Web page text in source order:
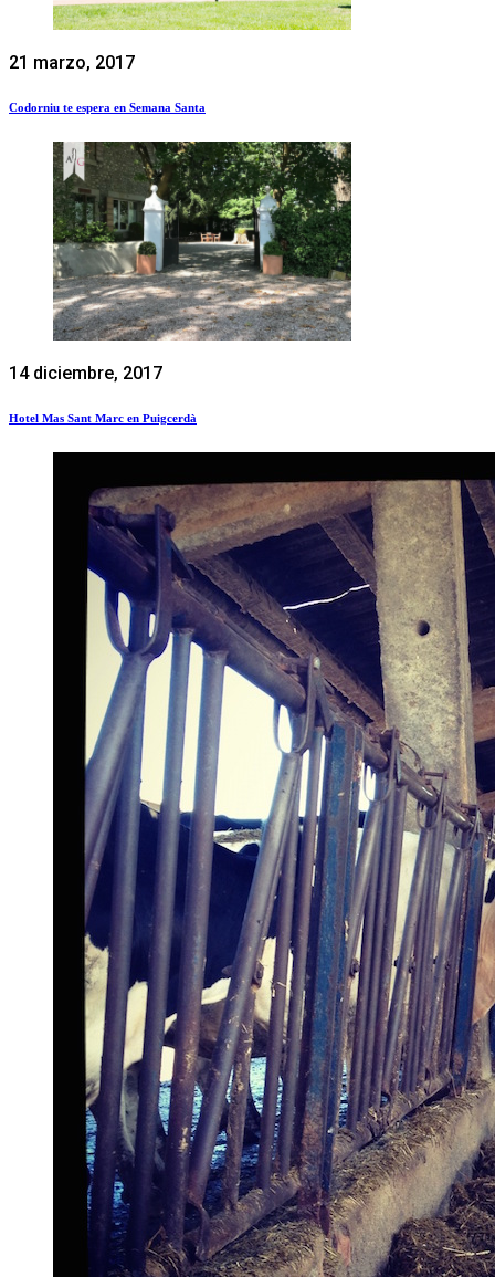
21 marzo, 2017
Codorniu te espera en Semana Santa
14 diciembre, 2017
Hotel Mas Sant Marc en Puigcerdà